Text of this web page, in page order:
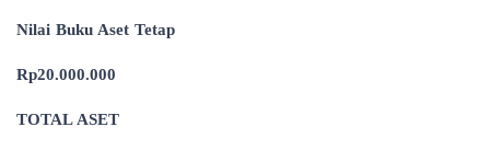
Nilai Buku Aset Tetap
Rp20.000.000
TOTAL ASET